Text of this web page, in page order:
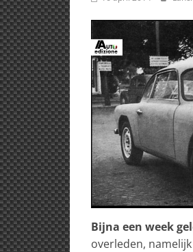
Bijna een week
overleden,